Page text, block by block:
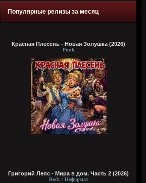
Популярные релизы за месяц
Красная Плесень - Новая Золушка (2026)
Punk
Григорий Лепс - Мира в дом. Часть 2 (2026)
Rock / Неформат